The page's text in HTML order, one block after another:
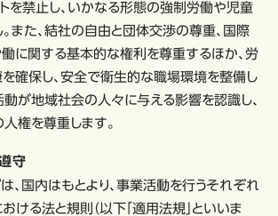
を禁止し、いかなる形態の強制労働や児童
また、結社の自由と団体交渉の尊重、国際
に関する基本的な権利を尊重するほか、労
確保し、安全で衛生的な職場環境を整備し
動が地域社会の人々に与える影響を認識し、
権を尊重します。
守
、国内はもとより、事業活動を行うそれぞれ
ける法と規則（以下「適用法規」といいま